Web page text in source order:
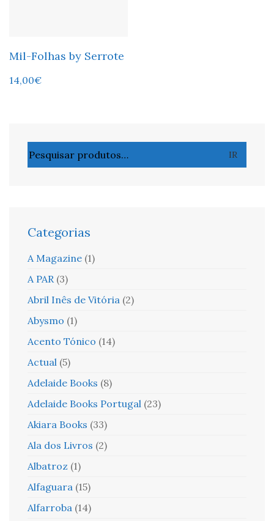
Mil-Folhas by Serrote
14,00€
por:
IR
Categorias
A Magazine (1)
A PAR (3)
Abril Inês de Vitória (2)
Abysmo (1)
Acento Tónico (14)
Actual (5)
Adelaide Books (8)
Adelaide Books Portugal (23)
Akiara Books (33)
Ala dos Livros (2)
Albatroz (1)
Alfaguara (15)
Alfarroba (14)